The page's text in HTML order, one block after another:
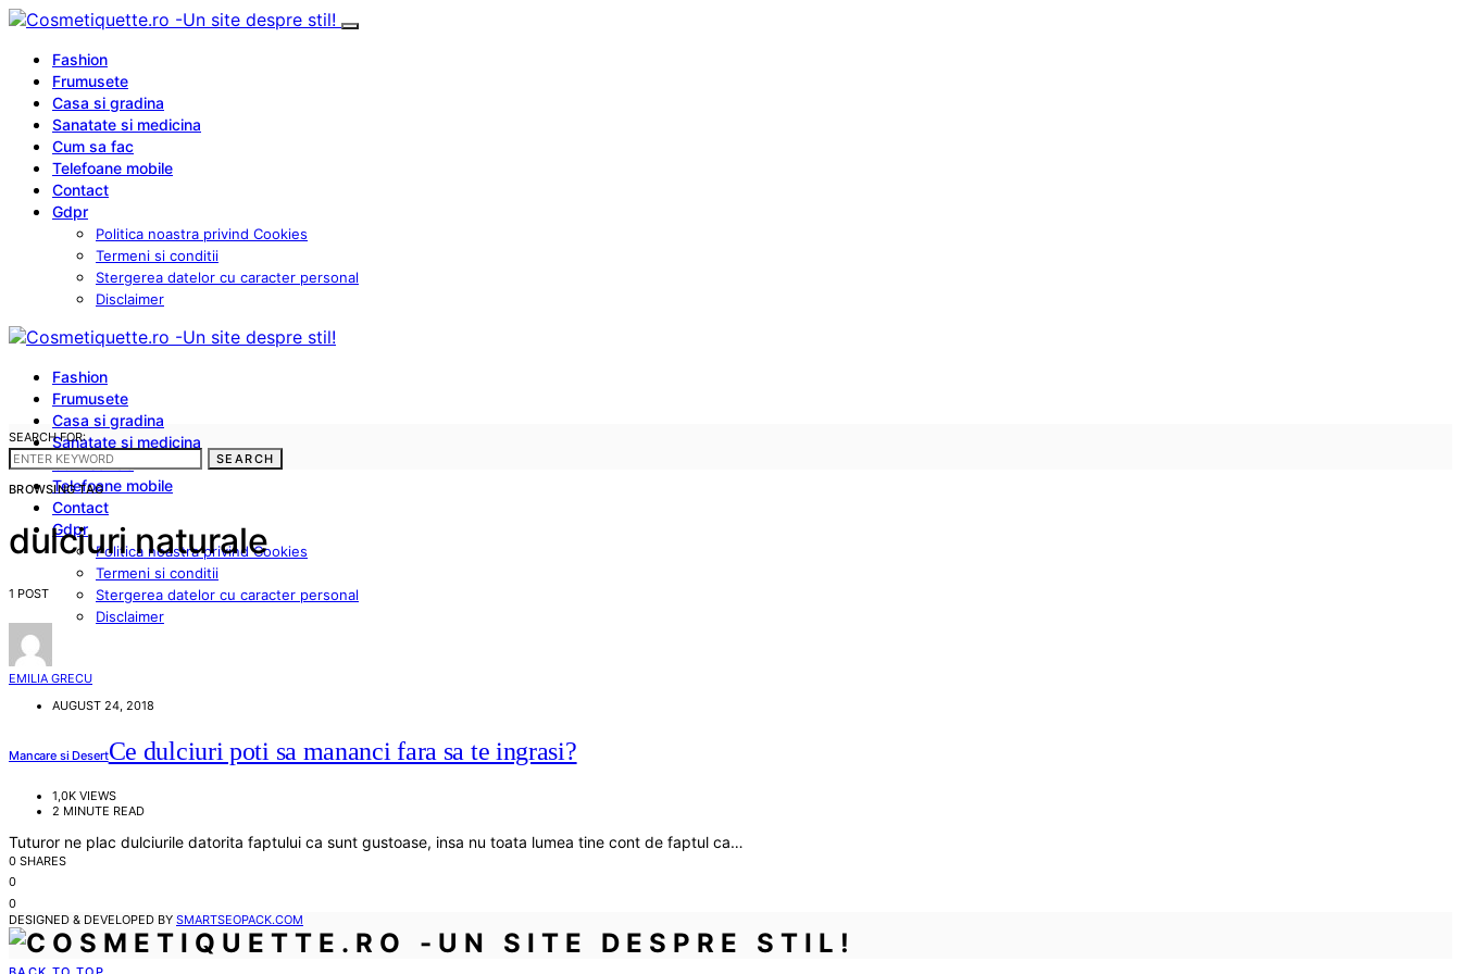
Fashion
Frumusete
Casa si gradina
Sanatate si medicina
Cum sa fac
Telefoane mobile
Contact
Gdpr
Politica noastra privind Cookies
Termeni si conditii
Stergerea datelor cu caracter personal
Disclaimer
Fashion
Frumusete
Casa si gradina
Sanatate si medicina
Cum sa fac
Telefoane mobile
Contact
Gdpr
Politica noastra privind Cookies
Termeni si conditii
Stergerea datelor cu caracter personal
Disclaimer
SEARCH FOR:
SEARCH
BROWSING TAG
dulciuri naturale
1 POST
EMILIA GRECU
AUGUST 24, 2018
Mancare si DesertCe dulciuri poti sa mananci fara sa te ingrasi?
1,0K VIEWS
2 MINUTE READ
Tuturor ne plac dulciurile datorita faptului ca sunt gustoase, insa nu toata lumea tine cont de faptul ca…
0 SHARES
0
0
DESIGNED & DEVELOPED BY SMARTSEOPACK.COM